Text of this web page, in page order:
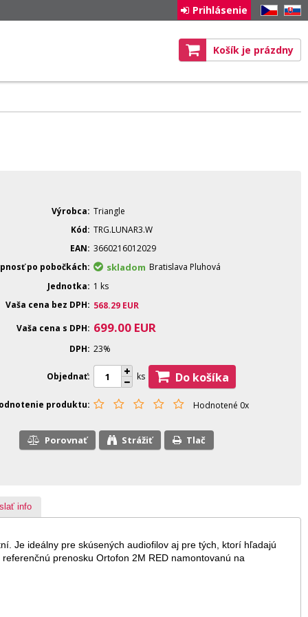
CZ SK
Prihlásenie
Košík je prázdny
Výrobca Triangle
Kód TRG.LUNAR3.W
EAN 3660216012029
po pobočkách
skladom Bratislava Pluhová
Jednotka
1 ks
Vaša cena bez DPH
568.29 EUR
Vaša cena s DPH
699.00 EUR
DPH 23%
Objednať ks Do košíka
produktu Hodnotené 0x
Porovnať Strážiť Tlač
info
Je ideálny pre skúsených audiofilov aj pre tých, ktorí hľadajú
prenosku Ortofon 2M RED namontovanú na